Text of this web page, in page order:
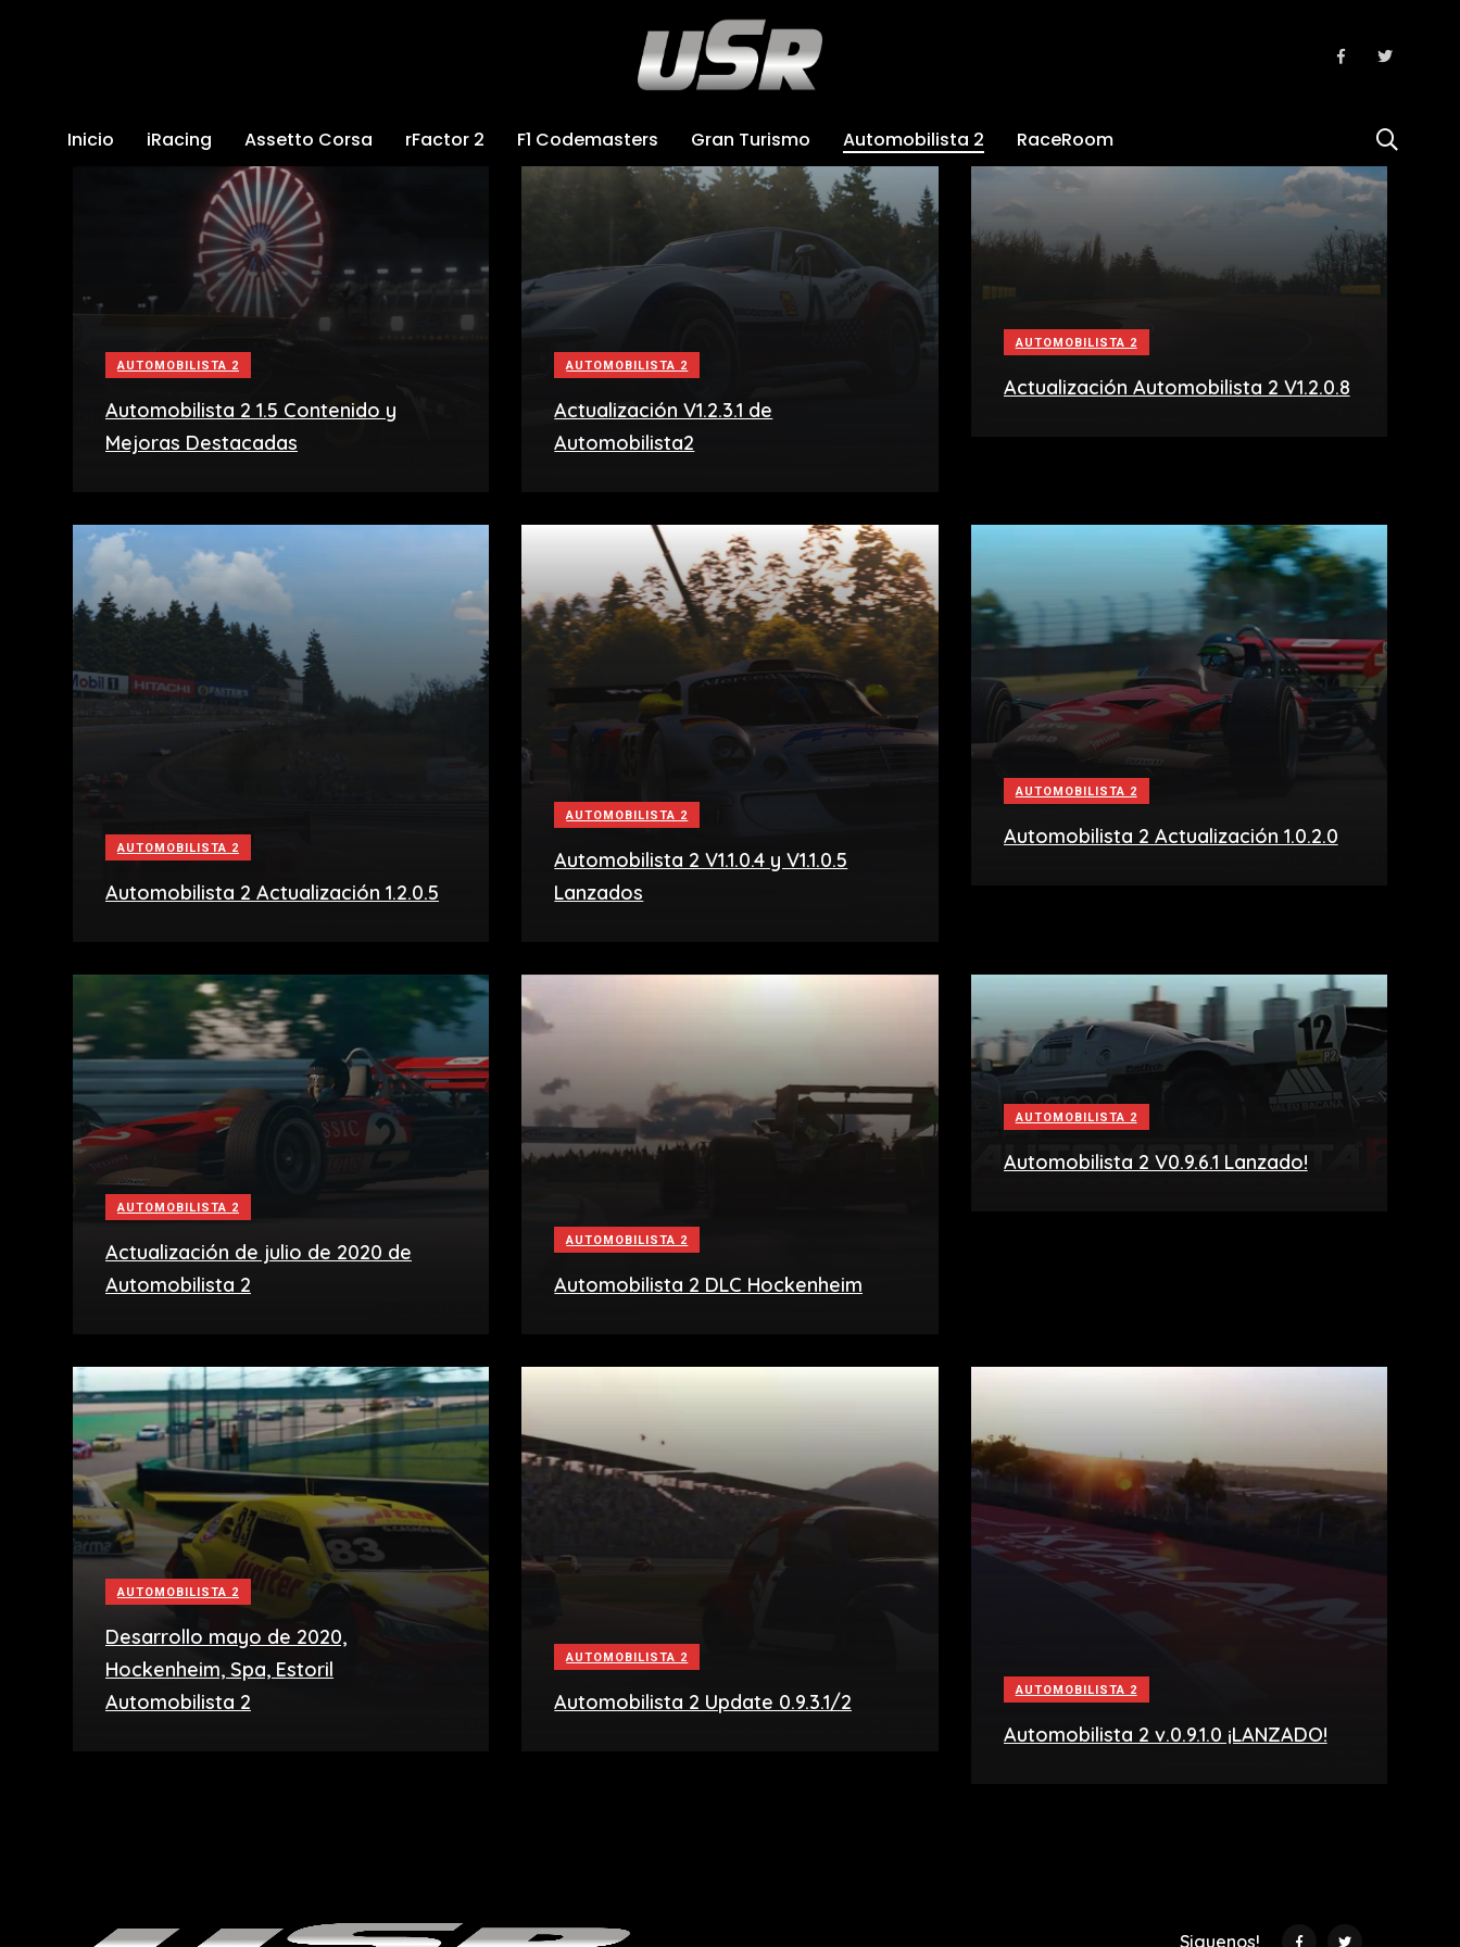
Inicio iRacing Assetto Corsa rFactor 2 F1 Codemasters Gran Turismo Automobilista 2 RaceRoom
AUTOMOBILISTA 2
Automobilista 2 1.5 Contenido y
Mejoras Destacadas
AUTOMOBILISTA 2
Actualización V1.2.3.1 de
Automobilista2
AUTOMOBILISTA 2
Actualización Automobilista 2 V1.2.0.8
AUTOMOBILISTA 2
Automobilista 2 Actualización 1.2.0.5
AUTOMOBILISTA 2
Automobilista 2 V1.1.0.4 y V1.1.0.5
Lanzados
AUTOMOBILISTA 2
Automobilista 2 Actualización 1.0.2.0
AUTOMOBILISTA 2
Actualización de julio de 2020 de
Automobilista 2
AUTOMOBILISTA 2
Automobilista 2 DLC Hockenheim
AUTOMOBILISTA 2
Automobilista 2 V0.9.6.1 Lanzado!
AUTOMOBILISTA 2
Desarrollo mayo de 2020,
Hockenheim, Spa, Estoril
Automobilista 2
AUTOMOBILISTA 2
Automobilista 2 Update 0.9.3.1/2 AUTOMOBILISTA 2
Automobilista 2 v.0.9.1.0 ¡LANZADO!
Siguenos!